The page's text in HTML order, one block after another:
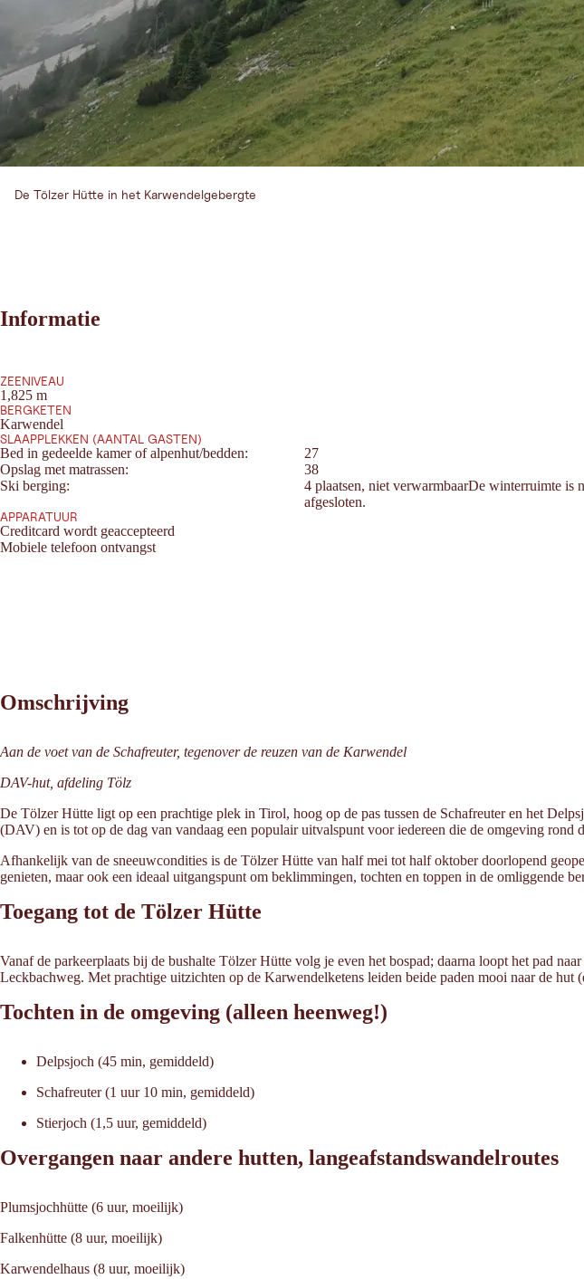
De Tölzer Hütte in het Karwendelgebergte
Informatie
ZEENIVEAU
1,825 m
BERGKETEN
Karwendel
SLAAPPLEKKEN (AANTAL GASTEN)
Bed in gedeelde kamer of alpenhut/bedden:
27
Opslag met matrassen:
38
Ski berging:
4 plaatsen, niet verwarmbaarDe winterruimte is
afgesloten.
APPARATUUR
Creditcard wordt geaccepteerd
Mobiele telefoon ontvangst
Omschrijving
Aan de voet van de Schafreuter, tegenover de reuzen van de Karwendel
DAV-hut, afdeling Tölz
De Tölzer Hütte ligt op een prachtige plek in Tirol, hoog op de pas tussen de Schafreuter en het
(DAV) en is tot op de dag van vandaag een populair uitvalspunt voor iedereen die de omgeving rond
Afhankelijk van de sneeuwcondities is de Tölzer Hütte van half mei tot half oktober doorlopend
genieten, maar ook een ideaal uitgangspunt om beklimmingen, tochten en toppen in de omliggende
Toegang tot de Tölzer Hütte
Vanaf de parkeerplaats bij de bushalte Tölzer Hütte volg je even het bospad; daarna loopt het pad
Leckbachweg. Met prachtige uitzichten op de Karwendelketens leiden beide paden mooi naar de hut
Tochten in de omgeving (alleen heenweg!)
Delpsjoch (45 min, gemiddeld)
Schafreuter (1 uur 10 min, gemiddeld)
Stierjoch (1,5 uur, gemiddeld)
Overgangen naar andere hutten, langeafstandswandelroutes
Plumsjochhütte (6 uur, moeilijk)
Falkenhütte (8 uur, moeilijk)
Karwendelhaus (8 uur, moeilijk)